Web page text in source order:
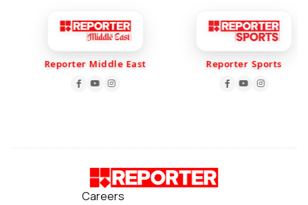
Reporter Middle East Reporter Sports
Careers